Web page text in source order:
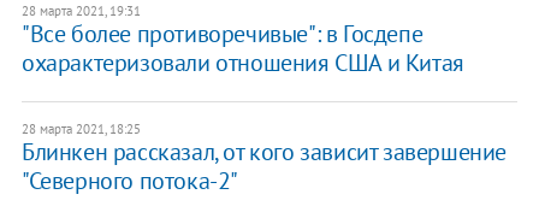
28 марта 2021, 19:31
"Все более противоречивые": в Госдепе
охарактеризовали отношения США и Китая
28 марта 2021, 18:25
Блинкен рассказал, от кого зависит завершение
"Северного потока-2"